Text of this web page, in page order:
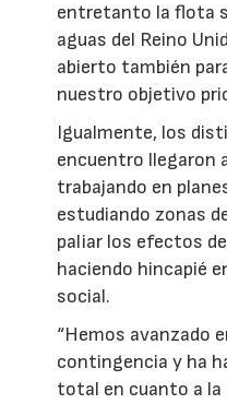
entretanto la flota
aguas del Reino
abierto también
nuestro objetivo
Igualmente, los
encuentro llegaron
trabajando en
estudiando zonas
paliar los efectos
haciendo hincapié
social.
“Hemos avanzado
contingencia y ha
total en cuanto a la